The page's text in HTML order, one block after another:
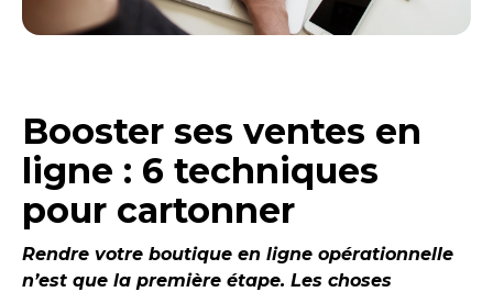
Booster ses ventes en
ligne : 6 techniques
pour cartonner
Rendre votre boutique en ligne opérationnelle
n’est que la première étape. Les choses